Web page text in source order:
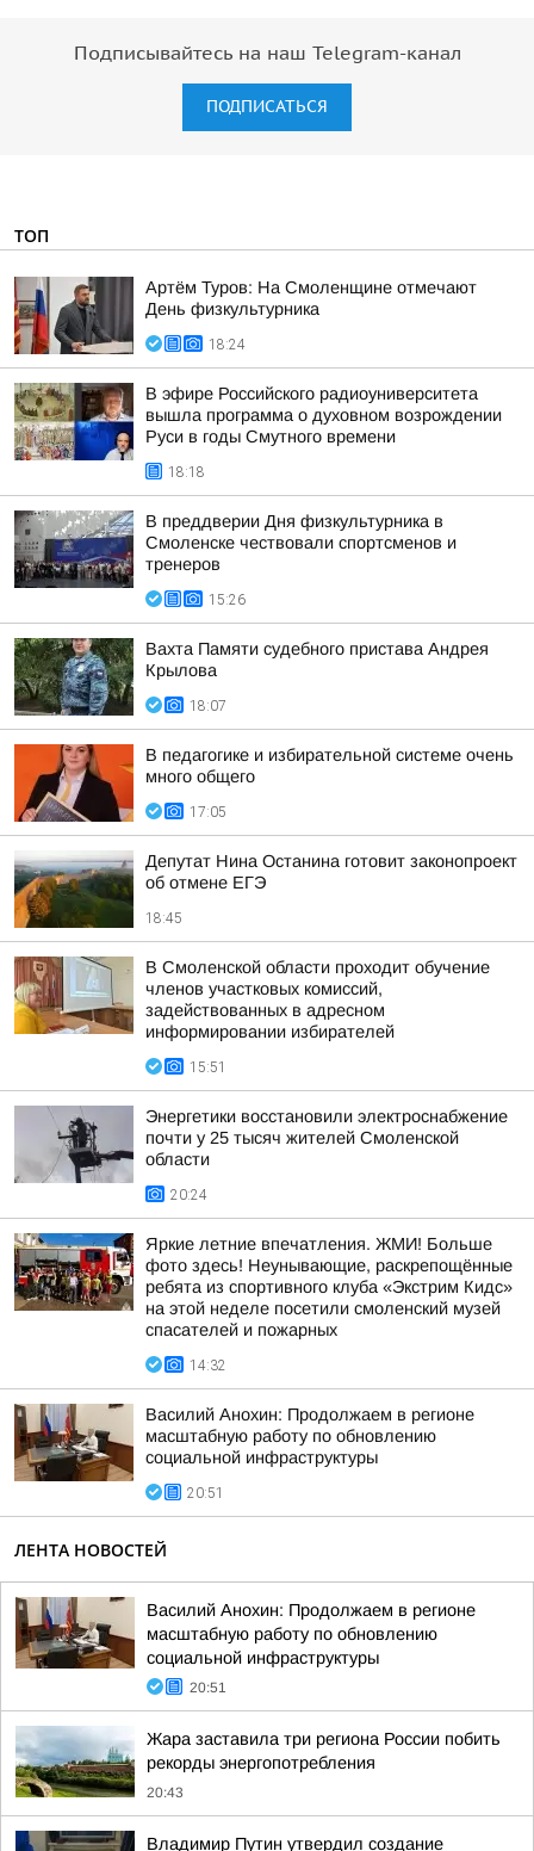
Подписывайтесь на наш Telegram-канал
ПОДПИСАТЬСЯ
ТОП
Артём Туров: На Смоленщине отмечают
День физкультурника
18:24
В эфире Российского радиоуниверситета
вышла программа о духовном возрождении
Руси в годы Смутного времени
18:18
В преддверии Дня физкультурника в
Смоленске чествовали спортсменов и
тренеров
15:26
Вахта Памяти судебного пристава Андрея
Крылова
18:07
В педагогике и избирательной системе очень
много общего
17:05
Депутат Нина Останина готовит законопроект
об отмене ЕГЭ
18:45
В Смоленской области проходит обучение
членов участковых комиссий,
задействованных в адресном
информировании избирателей
15:51
Энергетики восстановили электроснабжение
почти у 25 тысяч жителей Смоленской
области
20:24
Яркие летние впечатления. ЖМИ! Больше
фото здесь! Неунывающие, раскрепощённые
ребята из спортивного клуба «Экстрим Кидс»
на этой неделе посетили смоленский музей
спасателей и пожарных
14:32
Василий Анохин: Продолжаем в регионе
масштабную работу по обновлению
социальной инфраструктуры
20:51
ЛЕНТА НОВОСТЕЙ
Василий Анохин: Продолжаем в регионе
масштабную работу по обновлению
социальной инфраструктуры
20:51
Жара заставила три региона России побить
рекорды энергопотребления
20:43
Владимир Путин утвердил создание